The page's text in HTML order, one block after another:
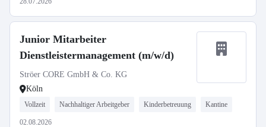
Junior Mitarbeiter
Dienstleistermanagement (m/w/d)
Ströer CORE GmbH & Co. KG
Köln
Vollzeit Nachhaltiger Arbeitgeber Kinderbetreuung Kantine
02.08.2026